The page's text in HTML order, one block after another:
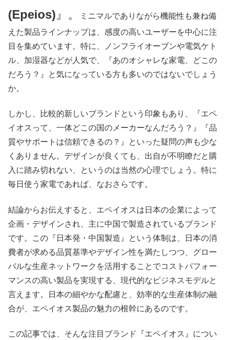
(Epeios) 』。
ミニマルでありながら機能性も兼ね備
えた製品ラインナップは、感度の高いユーザーを中心に注
目を集めています。特に、ノンフライオーブンや電気ケト
ル、加湿器などが人気で、『あのオシャレな家電、どこの
だろう？』と気になっている方も多いのではないでしょう
か。
しかし、比較的新しいブランドという印象もあり、『エペ
イオスって、一体どこの国のメーカーなんだろう？』『品
質やサポートは信頼できるの？』といった疑問の声も少な
くありません。デザインが良くても、出自が不明瞭だと購
入に踏み切れない、というのは当然の心理でしょう。特に
毎日使う家電であれば、なおさらです。
結論からお伝えすると、エペイオスは日本の企業によって
企画・デザインされ、主に中国で製造されているブランド
です。この『日本発・中国製造』という体制は、日本の消
費者が求める品質基準やデザイン性を満たしつつ、グロー
バルな生産ネットワークを活用することでコストパフォー
マンスの高い製品を実現する、現代的なビジネスモデルと
言えます。日本の細やかな配慮と、効率的な生産体制の融
合が、エペイオス製品の魅力の根幹にあるのです。
この記事では、そんな注目ブランド『エペイオス』につい